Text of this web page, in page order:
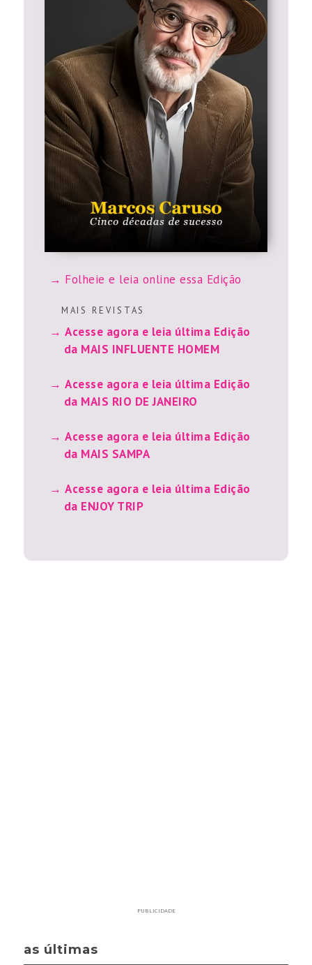
Folheie e leia online essa Edição
M A I S R E V I S T A S
Acesse agora e leia última Edição
da MAIS INFLUENTE HOMEM
Acesse agora e leia última Edição
da MAIS RIO DE JANEIRO
Acesse agora e leia última Edição
da MAIS SAMPA
Acesse agora e leia última Edição
da ENJOY TRIP
PUBLICIDADE
as últimas